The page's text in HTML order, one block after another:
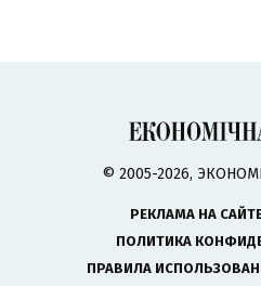
© 2005-2026,
РЕКЛАМА НА
ПОЛИТИКА
ПРАВИЛА